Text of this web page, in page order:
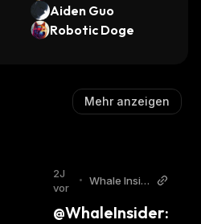
m Dog
Aiden Guo
Robotic Doge
Mehr anzeigen
2J
vor
•
Whale Insid
@WhaleInsider: